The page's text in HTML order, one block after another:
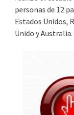
personas de 12
Estados Unidos,
Unido y Australia.